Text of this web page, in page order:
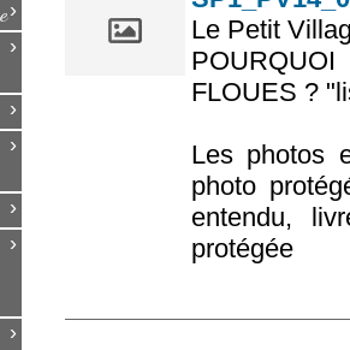
›
›
›
›
›
›
›
Le Petit
FLOUES ?
Les photos
photo
entendu,
protégée